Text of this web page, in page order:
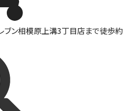
ブン相模原上溝3丁目店まで徒歩約